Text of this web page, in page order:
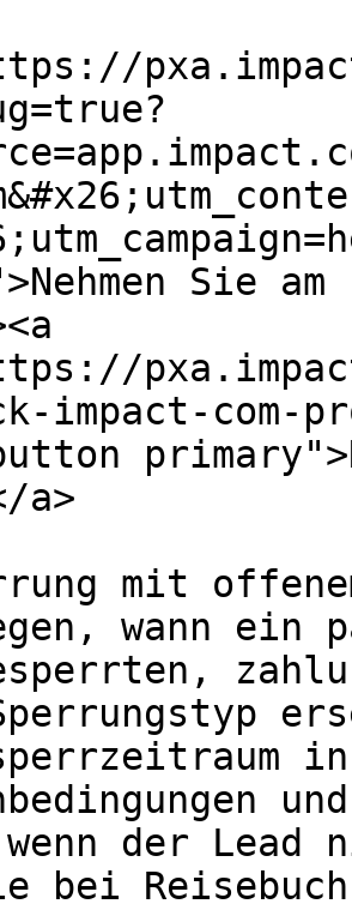
Sie
impact-com-
a>
mit
wann ein
wenn der
bei